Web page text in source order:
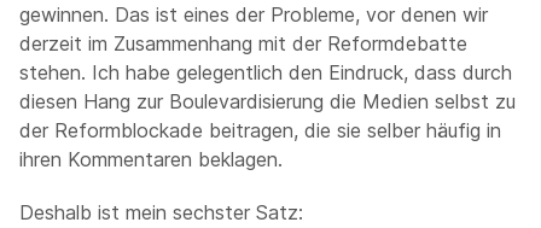
gewinnen. Das ist eines der Probleme, vor denen wir
derzeit im Zusammenhang mit der Reformdebatte
stehen. Ich habe gelegentlich den Eindruck, dass durch
diesen Hang zur Boulevardisierung die Medien selbst zu
der Reformblockade beitragen, die sie selber häufig in
ihren Kommentaren beklagen.
Deshalb ist mein sechster Satz: